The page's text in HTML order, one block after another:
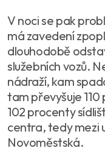
V noci se pak
má zavedení
dlouhodobě
služebních vozů.
nádraží, kam
tam převyšuje 110
102 procenty
centra, tedy mezi
Novoměstská.